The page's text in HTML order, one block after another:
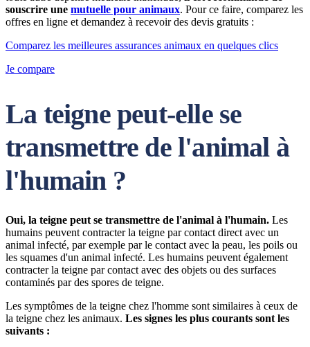
souscrire une mutuelle pour animaux. Pour ce faire, comparez les
offres en ligne et demandez à recevoir des devis gratuits :
Comparez les meilleures assurances animaux en quelques clics
Je compare
La teigne peut-elle se
transmettre de l'animal à
l'humain ?
Oui, la teigne peut se transmettre de l'animal à l'humain. Les
humains peuvent contracter la teigne par contact direct avec un
animal infecté, par exemple par le contact avec la peau, les poils ou
les squames d'un animal infecté. Les humains peuvent également
contracter la teigne par contact avec des objets ou des surfaces
contaminés par des spores de teigne.
Les symptômes de la teigne chez l'homme sont similaires à ceux de
la teigne chez les animaux. Les signes les plus courants sont les
suivants :